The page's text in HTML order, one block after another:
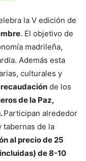
la V edición de
. El objetivo de
madrileña,
Además esta
culturales y
de los
de la Paz,
Participan alrededor
tabernas de la
al precio de 25
de 8-10